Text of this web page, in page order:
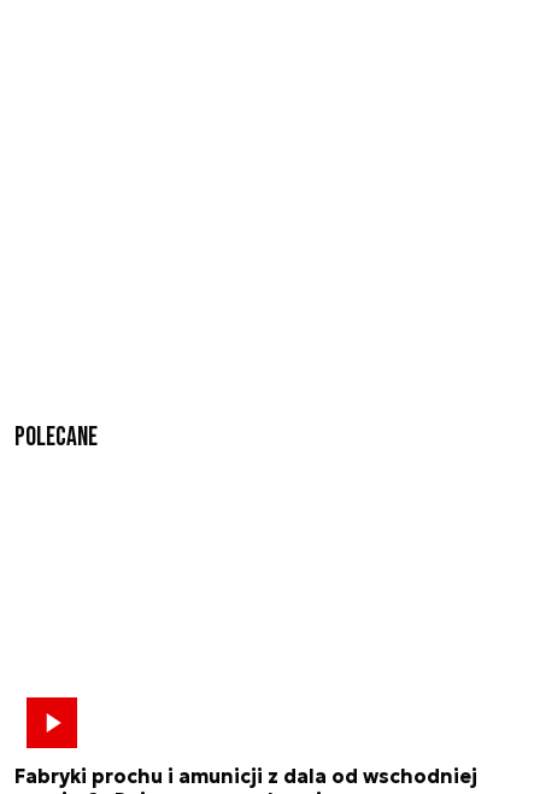
Polecane
Fabryki prochu i amunicji z dala od wschodniej